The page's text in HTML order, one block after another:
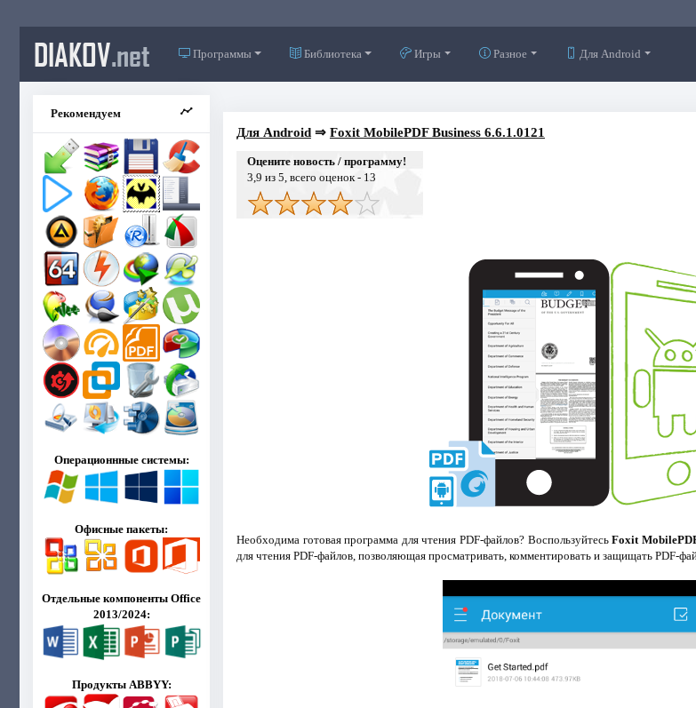
DIAKOV.net Программы Библиотека Игры Разное Для Android
Рекомендуем
Операционнные системы:
Офисные пакеты:
Отдельные компоненты Office
2013/2024:
Продукты ABBYY:
Для Android⇒ Foxit MobilePDF Business 6.6.1.0121
Оцените новость / программу!
3,9 из 5, всего оценок - 13
Необходима готовая программа для чтения PDF-файлов? ВоспользуйтесьFoxit
для чтения PDF-файлов, позволяющая просматривать, комментировать и защищать PDF-